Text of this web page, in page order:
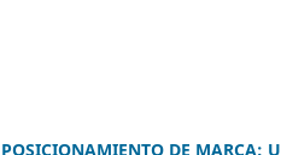
POSICIONAMIENTO DE MARCA: